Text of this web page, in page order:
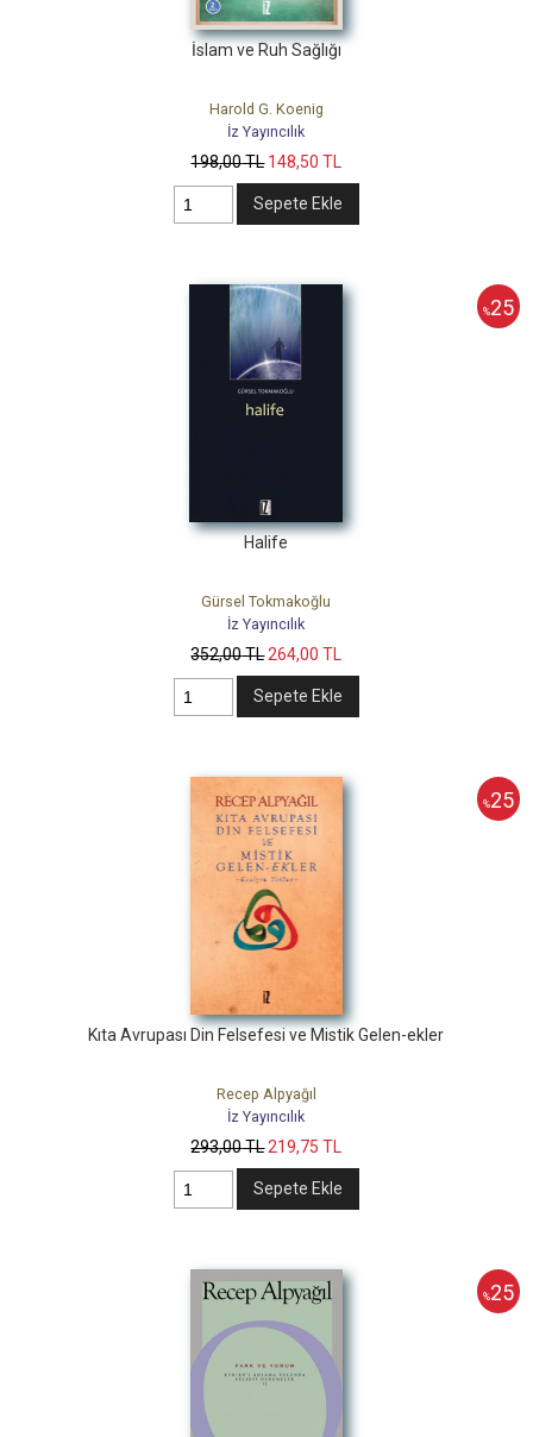
İslam ve Ruh Sağlığı
Harold G. Koenig
İz Yayıncılık
198,00TL 148,50 TL
Sepete Ekle
%25
Halife
Gürsel Tokmakoğlu
İz Yayıncılık
352,00TL264,00 TL
Sepete Ekle
%25
Kıta Avrupası Din Felsefesi ve Mistik Gelen-ekler
Recep Alpyağıl
İz Yayıncılık
293,00TL219,75 TL
Sepete Ekle
%25